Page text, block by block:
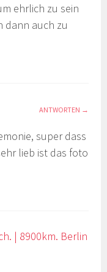
ehrlich zu sein
dann auch zu
ANTWORTEN
super dass
lieb ist das foto
| 8900km. Berlin